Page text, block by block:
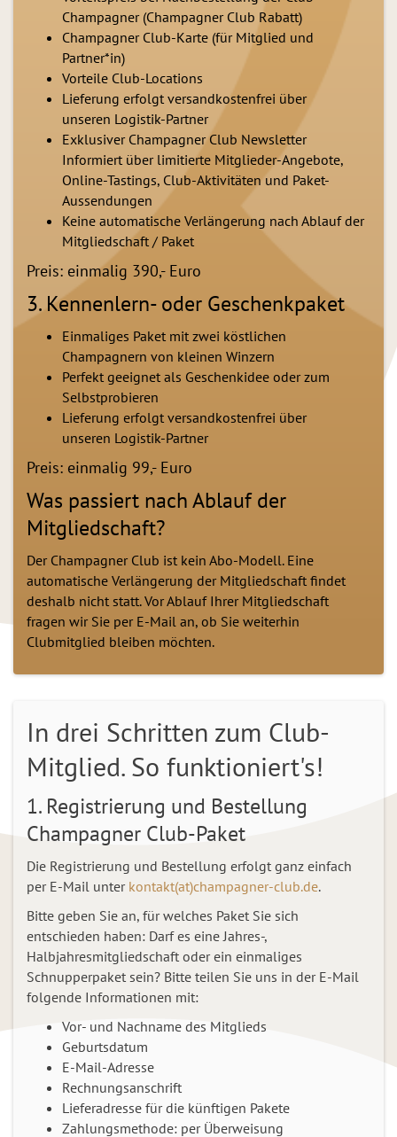
Champagner (Champagner Club Rabatt)
Champagner Club-Karte (für Mitglied und
Partner*in)
Vorteile Club-Locations
Lieferung erfolgt versandkostenfrei über
unseren Logistik-Partner
Exklusiver Champagner Club Newsletter
Informiert über limitierte Mitglieder-Angebote,
Online-Tastings, Club-Aktivitäten und Paket-
Aussendungen
Keine automatische Verlängerung nach Ablauf der
Mitgliedschaft / Paket
Preis: einmalig 390,- Euro
3. Kennenlern- oder Geschenkpaket
Einmaliges Paket mit zwei köstlichen
Champagnern von kleinen Winzern
Perfekt geeignet als Geschenkidee oder zum
Selbstprobieren
Lieferung erfolgt versandkostenfrei über
unseren Logistik-Partner
Preis: einmalig 99,- Euro
Was passiert nach Ablauf der
Mitgliedschaft?
Der Champagner Club ist kein Abo-Modell. Eine
automatische Verlängerung der Mitgliedschaft findet
deshalb nicht statt. Vor Ablauf Ihrer Mitgliedschaft
fragen wir Sie per E-Mail an, ob Sie weiterhin
Clubmitglied bleiben möchten.
In drei Schritten zum Club-
Mitglied. So funktioniert's!
1. Registrierung und Bestellung
Champagner Club-Paket
Die Registrierung und Bestellung erfolgt ganz einfach
per E-Mail unter kontakt(at)champagner-club.de.
Bitte geben Sie an, für welches Paket Sie sich
entschieden haben: Darf es eine Jahres-,
Halbjahresmitgliedschaft oder ein einmaliges
Schnupperpaket sein? Bitte teilen Sie uns in der E-Mail
folgende Informationen mit:
Vor- und Nachname des Mitglieds
Geburtsdatum
E-Mail-Adresse
Rechnungsanschrift
Lieferadresse für die künftigen Pakete
Zahlungsmethode: per Überweisung